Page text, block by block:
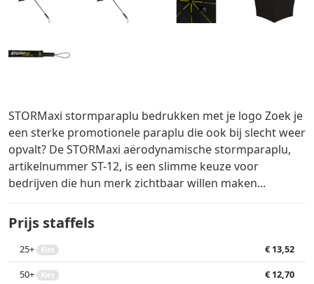
STORMaxi stormparaplu bedrukken met je logo Zoek je
een sterke promotionele paraplu die ook bij slecht weer
opvalt? De STORMaxi aërodynamische stormparaplu,
artikelnummer ST-12, is een slimme keuze voor
bedrijven die hun merk zichtbaar willen maken...
Prijs staffels
€ 13,52
25+ Kies
€ 12,70
50+ Kies